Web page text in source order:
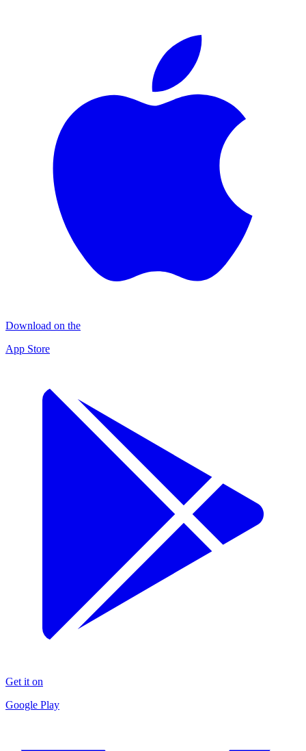
Download on the
App Store
Get it on
Google Play